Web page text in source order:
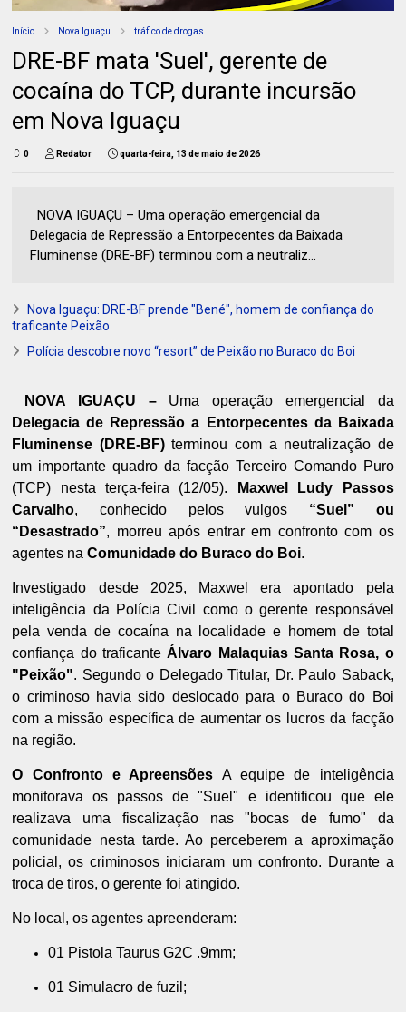
Início Nova Iguaçu tráfico de drogas
DRE-BF mata 'Suel', gerente de
cocaína do TCP, durante incursão
em Nova Iguaçu
0 Redator quarta-feira, 13 de maio de 2026
NOVA IGUAÇU – Uma operação emergencial da
Delegacia de Repressão a Entorpecentes da Baixada
Fluminense (DRE-BF) terminou com a neutraliz...
Nova Iguaçu: DRE-BF prende "Bené", homem de confiança do
traficante Peixão
Polícia descobre novo “resort” de Peixão no Buraco do Boi
NOVA IGUAÇU –Uma operação emergencial da
Delegacia de Repressão a Entorpecentes da Baixada
Fluminense (DRE-BF)terminou com a neutralização de
um importante quadro da facção Terceiro Comando Puro
(TCP) nesta terça-feira (12/05).
Maxwel Ludy Passos
Carvalho, conhecido pelos vulgos “Suel” ou
“Desastrado”, morreu após entrar em confronto com os
agentes naComunidade do Buraco do Boi.
Investigado desde 2025, Maxwel era apontado pela
inteligência da Polícia Civil como o gerente responsável
pela venda de cocaína na localidade e homem de total
confiança do traficanteÁlvaro Malaquias Santa Rosa, o
"Peixão". Segundo o Delegado Titular, Dr. Paulo Saback,
o criminoso havia sido deslocado para o Buraco do Boi
com a missão específica de aumentar os lucros da facção
na região.
O Confronto e Apreensões A equipe de inteligência
monitorava os passos de "Suel" e identificou que ele
realizava uma fiscalização nas "bocas de fumo" da
comunidade nesta tarde. Ao perceberem a aproximação
policial, os criminosos iniciaram um confronto. Durante a
troca de tiros, o gerente foi atingido.
No local, os agentes apreenderam:
01 Pistola Taurus G2C .9mm;
01 Simulacro de fuzil;